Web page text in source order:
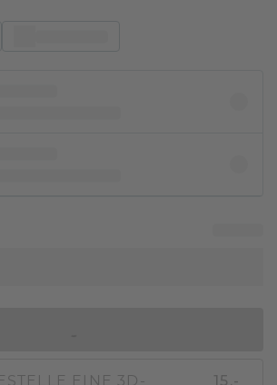
EINE 3D-
15,-